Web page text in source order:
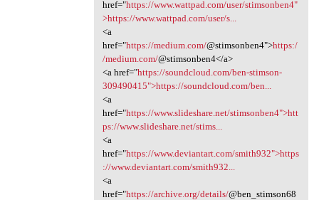
href="https://www.wattpad.com/user/stimsonben4"
>https://www.wattpad.com/user/s...
<a
href="https://medium.com/@stimsonben4">https:/
/medium.com/@stimsonben4</a>
<a href="https://soundcloud.com/ben-stimson-
309490415">https://soundcloud.com/ben...
<a
href="https://www.slideshare.net/stimsonben4">htt
ps://www.slideshare.net/stims...
<a
href="https://www.deviantart.com/smith932">https
://www.deviantart.com/smith932...
<a
href="https://archive.org/details/@ben_stimson68